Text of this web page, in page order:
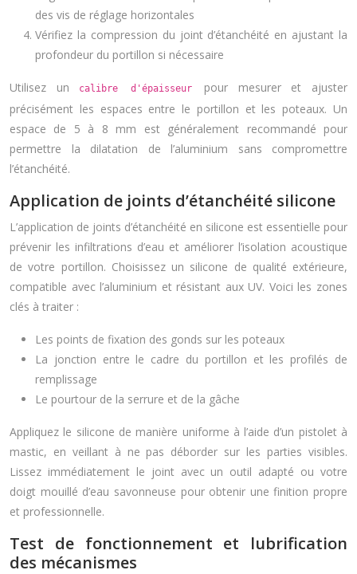
des vis de réglage horizontales
Vérifiez la compression du joint d’étanchéité en ajustant la
profondeur du portillon si nécessaire
Utilisez un calibre d'épaisseur pour mesurer et ajuster
précisément les espaces entre le portillon et les poteaux. Un
espace de 5 à 8 mm est généralement recommandé pour
permettre la dilatation de l’aluminium sans compromettre
l’étanchéité.
Application de joints d’étanchéité silicone
L’application de joints d’étanchéité en silicone est essentielle pour
prévenir les infiltrations d’eau et améliorer l’isolation acoustique
de votre portillon. Choisissez un silicone de qualité extérieure,
compatible avec l’aluminium et résistant aux UV. Voici les zones
clés à traiter :
Les points de fixation des gonds sur les poteaux
La jonction entre le cadre du portillon et les profilés de
remplissage
Le pourtour de la serrure et de la gâche
Appliquez le silicone de manière uniforme à l’aide d’un pistolet à
mastic, en veillant à ne pas déborder sur les parties visibles.
Lissez immédiatement le joint avec un outil adapté ou votre
doigt mouillé d’eau savonneuse pour obtenir une finition propre
et professionnelle.
Test de fonctionnement et lubrification
des mécanismes